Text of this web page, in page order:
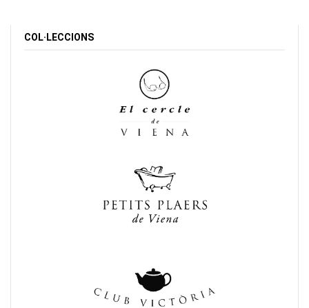
COL·LECCIONS